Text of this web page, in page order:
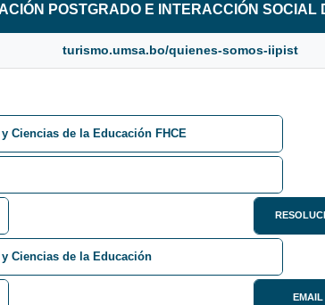
POSTGRADO E INTERACCIÓN
turismo.umsa.bo/quienes-somos-iipist
Ciencias de la Educación FHCE
Ciencias de la Educación
EMAIL